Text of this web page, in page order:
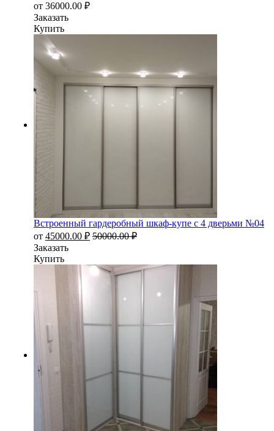
от 36000.00 ₽
Заказать
Купить
Встроенный гардеробный шкаф-купе с 4 дверьми №04
от 45000.00 ₽ 50000.00₽
Заказать
Купить